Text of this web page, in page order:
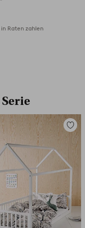
Raten zahlen
Zu